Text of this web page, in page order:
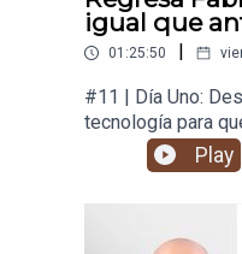
igual que
01:25:50
#11 | Día Uno:
tecnología para
y en tu vida.
Play